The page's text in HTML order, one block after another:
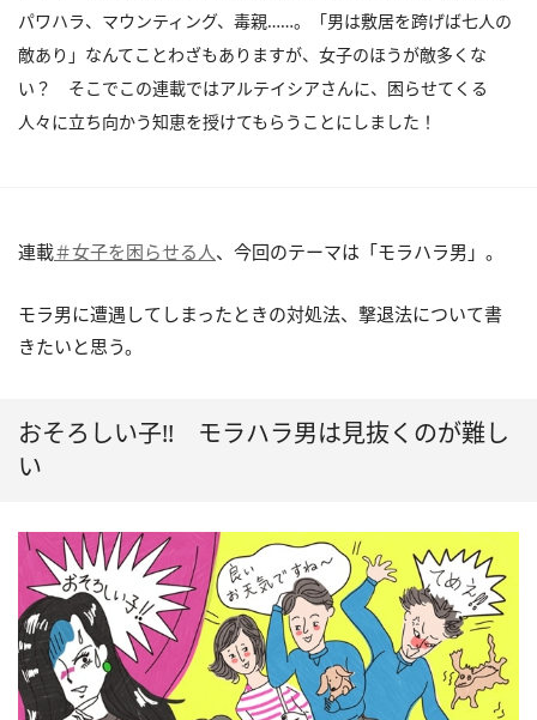
パワハラ、マウンティング、毒親……。「男は敷居を跨げば七人の
敵あり」なんてことわざもありますが、女子のほうが敵多くな
い？ そこでこの連載ではアルテイシアさんに、困らせてくる
人々に立ち向かう知恵を授けてもらうことにしました！
連載＃女子を困らせる人 、今回のテーマは「モラハラ男」。
モラ男に遭遇してしまったときの対処法、撃退法について書
きたいと思う。
おそろしい子!! モラハラ男は見抜くのが難し
い